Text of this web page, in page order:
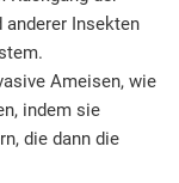
Insekten
Ameisen, wie
indem sie
die dann die